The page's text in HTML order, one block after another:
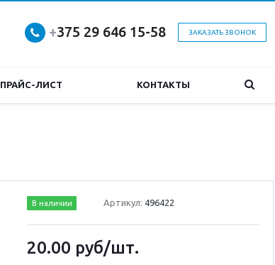
ЗАКАЗАТЬ ЗВОНОК
+375 29 646 15-58
ПРАЙС-ЛИСТ КОНТАКТЫ
В наличии Артикул: 496422
20.00 руб/шт.